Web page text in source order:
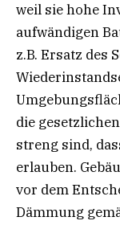
weil sie hohe
aufwändigen
z.B. Ersatz des
die
streng sind,
erlauben.
vor dem
Dämmung